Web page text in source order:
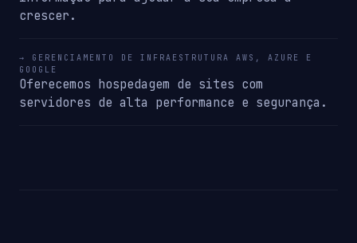
crescer.
→ GERENCIAMENTO DE INFRAESTRUTURA AWS, AZURE E
GOOGLE
Oferecemos hospedagem de sites com
servidores de alta performance e segurança.